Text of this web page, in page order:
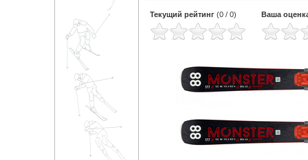
Текущий рейтинг (0 / 0) Ваша